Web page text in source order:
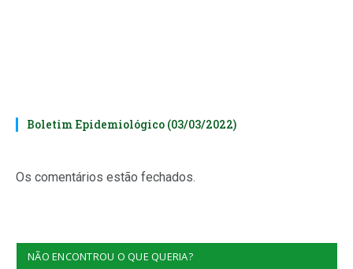
Boletim Epidemiológico (03/03/2022)
Os comentários estão fechados.
NÃO ENCONTROU O QUE QUERIA?